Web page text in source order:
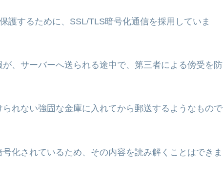
護するために、SSL/TLS暗号化通信を採用していま
、サーバーへ送られる途中で、第三者による傍受を防
れない強固な金庫に入れてから郵送するようなもので
化されているため、その内容を読み解くことはできま